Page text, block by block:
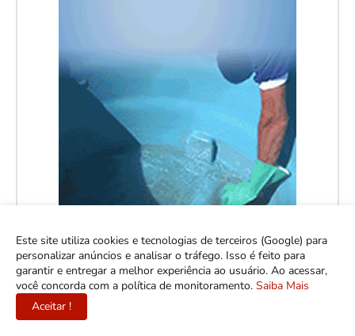
Este site utiliza cookies e tecnologias de terceiros (Google) para
personalizar anúncios e analisar o tráfego. Isso é feito para
garantir e entregar a melhor experiência ao usuário. Ao acessar,
você concorda com a política de monitoramento. Saiba Mais
Aceitar !